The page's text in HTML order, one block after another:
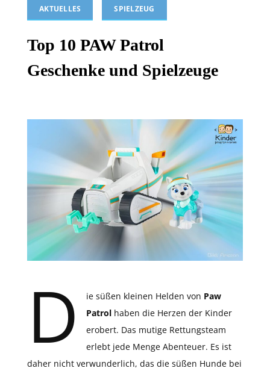
AKTUELLES SPIELZEUG
Top 10 PAW Patrol
Geschenke und Spielzeuge
D ie süßen kleinen Helden von Paw
Patrol haben die Herzen der Kinder
erobert. Das mutige Rettungsteam
erlebt jede Menge Abenteuer. Es ist
daher nicht verwunderlich, das die süßen Hunde bei